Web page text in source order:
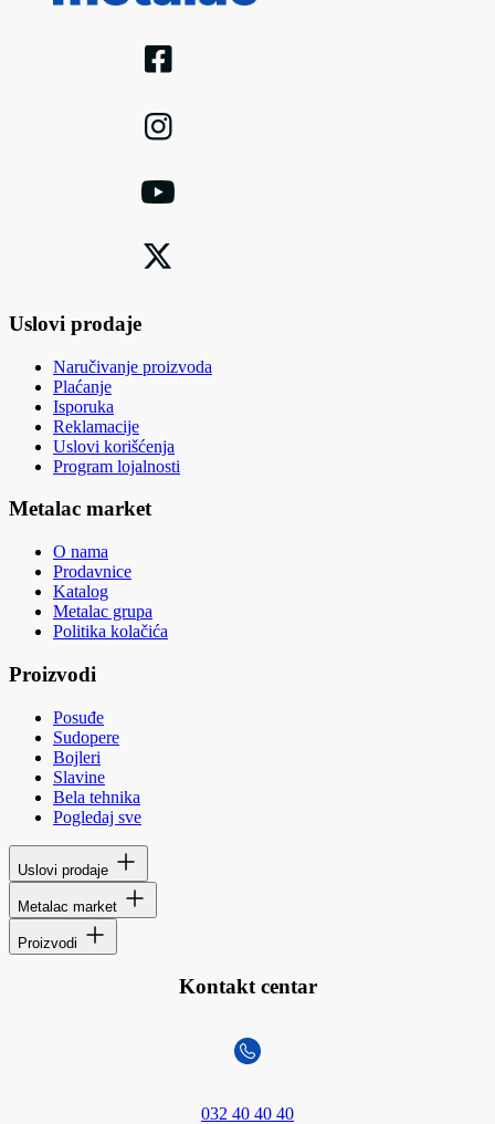
Uslovi prodaje
Naručivanje proizvoda
Plaćanje
Isporuka
Reklamacije
Uslovi korišćenja
Program lojalnosti
Metalac market
O nama
Prodavnice
Katalog
Metalac grupa
Politika kolačića
Proizvodi
Posuđe
Sudopere
Bojleri
Slavine
Bela tehnika
Pogledaj sve
Uslovi prodaje
Metalac market
Proizvodi
Kontakt centar
032 40 40 40